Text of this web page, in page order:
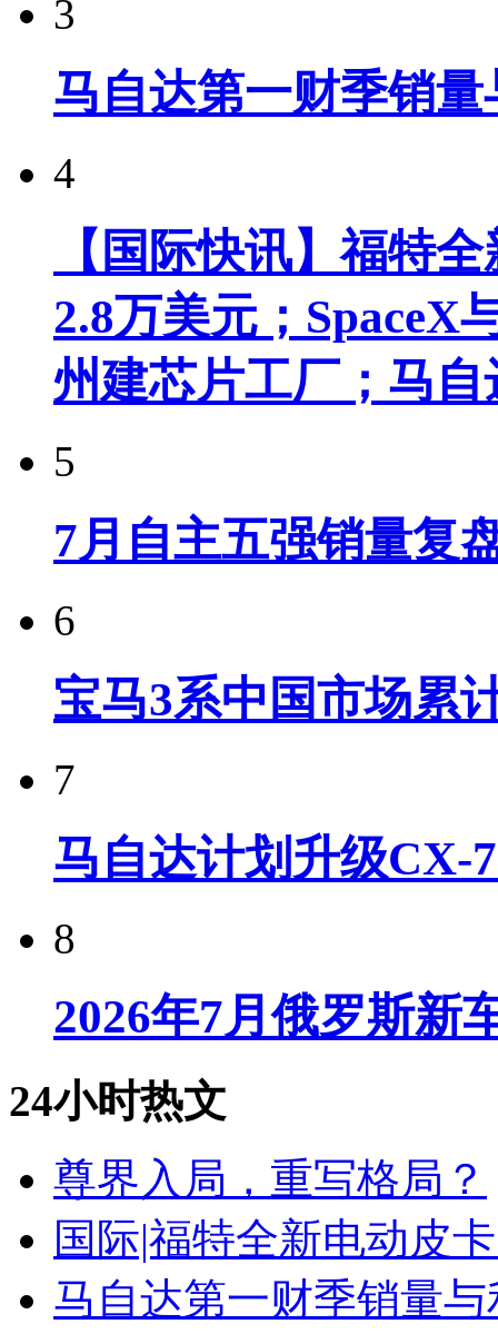
3
马自达第一财季销
4
【国际快讯】福特
2.8万美元；SpaceX
州建芯片工厂；马
5
7月自主五强销量复
6
宝马3系中国市场累
7
马自达计划升级CX-
8
2026年7月俄罗斯新
24小时热文
尊界入局，重写格局？
国际|福特全新电动皮
马自达第一财季销量